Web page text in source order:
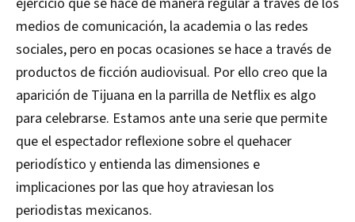
medios de comunicación, la academia o las redes
sociales, pero en pocas ocasiones se hace a través de
productos de ficción audiovisual. Por ello creo que la
aparición de Tijuana en la parrilla de Netflix es algo
para celebrarse. Estamos ante una serie que permite
que el espectador reflexione sobre el quehacer
periodístico y entienda las dimensiones e
implicaciones por las que hoy atraviesan los
periodistas mexicanos.